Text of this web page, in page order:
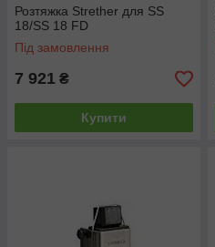
Розтяжка Strether для SS
18/SS 18 FD
Під замовлення
7 921 ₴
Купити